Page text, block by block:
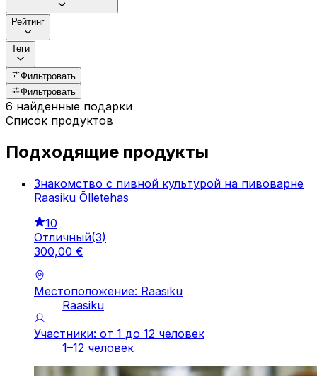
Рейтинг
Теги
Фильтровать
Фильтровать
6 найденные подарки
Список продуктов
Подходящие продукты
Знакомство с пивной культурой на пивоварне
Raasiku Õlletehas
10
Отличный(3)
300,00 €
Местоположение: Raasiku
Raasiku
Участники: от 1 до 12 человек
1–12 человек